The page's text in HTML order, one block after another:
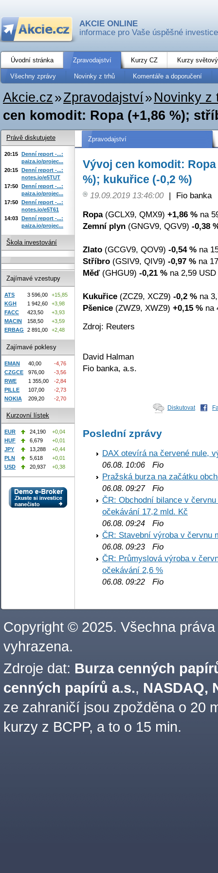
AKCIE ONLINE
informace pro Vaše úspěšné investice
Úvodní stránka Zpravodajství Kurzy CZ Kurzy
Všechny zprávy Novinky z trhů Komentáře a doporučení
Akcie.cz»Zpravodajství» Novinky z
cen komodit: Ropa (+1,86 %);
Zpravodajství
Vývoj cen komodit:
%); kukuřice (-0,2 %)
19.09.2019 13:46:00 |
Fio banka
Ropa(GCLX9, QMX9) +1,86 % na
Zemní plyn (GNGV9, QGV9) -0,38
Zlato (GCGV9, QOV9) -0,54 % na
Stříbro (GSIV9, QIV9) -0,97 % na
Měď(GHGU9) -0,21 % na 2,59
Kukuřice (ZCZ9, XCZ9) -0,2 % na
Pšenice (ZWZ9, XWZ9) +0,15 % na
Zdroj: Reuters
David Halman
Fio banka, a.s.
Diskutovat
Poslední zprávy
DAX otevírá na červené nule,
06.08. 10:06 Fio
Pražská burza na začátku
06.08. 09:27Fio
ČR: Obchodní bilance v
očekávání 17,2 mld. Kč
06.08. 09:24 Fio
ČR: Stavební výroba v červnu
06.08. 09:23 Fio
ČR: Průmyslová výroba v
očekávání 2,6 %
06.08. 09:22 Fio
Právě diskutujete
20:15 Denní report -...:
paiza.io/projec...
20:15 Denní report -...:
notes.io/e5TUT
17:50 Denní report -...:
paiza.io/projec...
17:50 Denní report -...:
notes.io/e5T61
14:03 Denní report -...:
paiza.io/projec...
Škola investování
Zajímavé vzestupy
ATS 3 596,00
+15,85
KGH
1 942,60
+3,98
FACC
423,50
+3,93
MACIN
158,50
+3,59
ERBAG
2 891,00 +2,48
Zajímavé poklesy
EMAN 40,00
-4,76
CZGCE
976,00
-3,56
RWE
1 355,00
-2,84
PILLE
107,00
-2,73
NOKIA
209,20 -2,70
Kurzovní lístek
EUR 24,190
+0,04
HUF
6,679
+0,01
JPY
13,288
+0,44
PLN
5,618
+0,01
USD
20,937 +0,38
Copyright © 2025. Všechna práva
vyhrazena.
Zdroje dat: Burza cenných
cenných papírů a.s., NASDAQ,
ze zahraničí jsou zpožděna o 20
kurzy z BCPP, a to o 15 min.